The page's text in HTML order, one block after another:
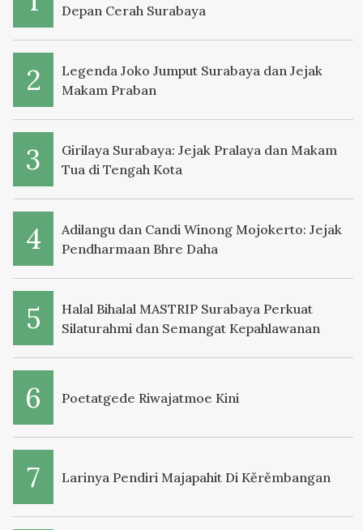
Depan Cerah Surabaya
Legenda Joko Jumput Surabaya dan Jejak
Makam Praban
Girilaya Surabaya: Jejak Pralaya dan Makam
Tua di Tengah Kota
Adilangu dan Candi Winong Mojokerto: Jejak
Pendharmaan Bhre Daha
Halal Bihalal MASTRIP Surabaya Perkuat
Silaturahmi dan Semangat Kepahlawanan
Poetatgede Riwajatmoe Kini
Larinya Pendiri Majapahit Di Kěrěmbangan